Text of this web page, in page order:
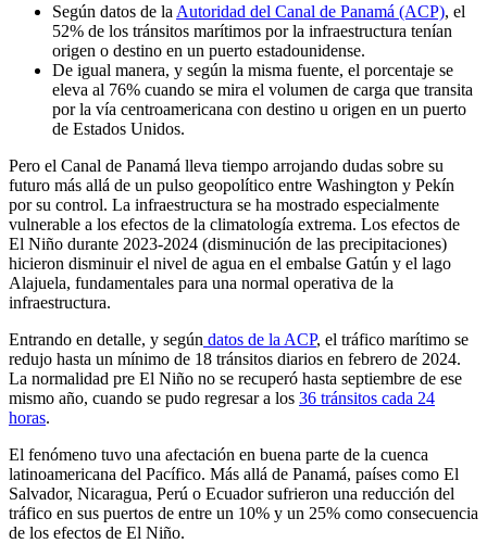
Según datos de la Autoridad del Canal de Panamá (ACP), el
52% de los tránsitos marítimos por la infraestructura tenían
origen o destino en un puerto estadounidense.
De igual manera, y según la misma fuente, el porcentaje se
eleva al 76% cuando se mira el volumen de carga que transita
por la vía centroamericana con destino u origen en un puerto
de Estados Unidos.
Pero el Canal de Panamá lleva tiempo arrojando dudas sobre su
futuro más allá de un pulso geopolítico entre Washington y Pekín
por su control. La infraestructura se ha mostrado especialmente
vulnerable a los efectos de la climatología extrema. Los efectos de
El Niño durante 2023-2024 (disminución de las precipitaciones)
hicieron disminuir el nivel de agua en el embalse Gatún y el lago
Alajuela, fundamentales para una normal operativa de la
infraestructura.
Entrando en detalle, y según datos de la ACP, el tráfico marítimo se
redujo hasta un mínimo de 18 tránsitos diarios en febrero de 2024.
La normalidad pre El Niño no se recuperó hasta septiembre de ese
mismo año, cuando se pudo regresar a los 36 tránsitos cada 24
horas.
El fenómeno tuvo una afectación en buena parte de la cuenca
latinoamericana del Pacífico. Más allá de Panamá, países como El
Salvador, Nicaragua, Perú o Ecuador sufrieron una reducción del
tráfico en sus puertos de entre un 10% y un 25% como consecuencia
de los efectos de El Niño.